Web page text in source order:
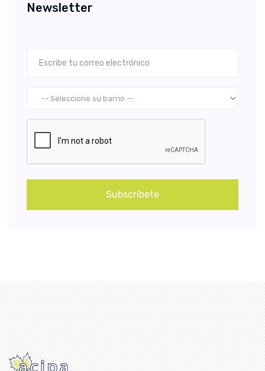
Newsletter
Subscríbete